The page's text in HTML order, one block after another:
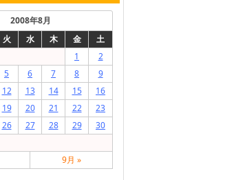
2008年8月
火 水 木 金
土
1
2
5 6 7 8
9
12 13 14 15
16
19 20 21 22
23
26 27 28 29
30
9月 »